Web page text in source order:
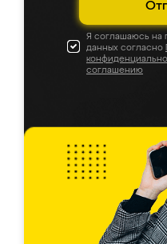
Я соглашаюсь на
данных согласно
соглашению